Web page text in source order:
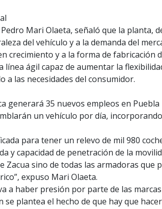
Pedro Mari Olaeta, señaló que la planta,
del vehículo y a la demanda del
crecimiento y a la forma de fabricación
línea ágil capaz de aumentar la
a las necesidades del consumidor.
generará 35 nuevos empleos en
un vehículo por día,
para tener un relevo de mil 980
y capacidad de penetración de la
Zacua sino de todas las armadoras que
expuso Mari Olaeta.
a haber presión por parte de las
plantea el hecho de que hay que